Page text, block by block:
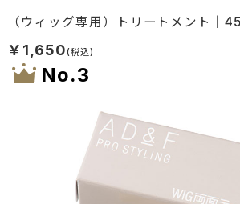
（ウィッグ専用）トリートメント｜
￥1,650
3